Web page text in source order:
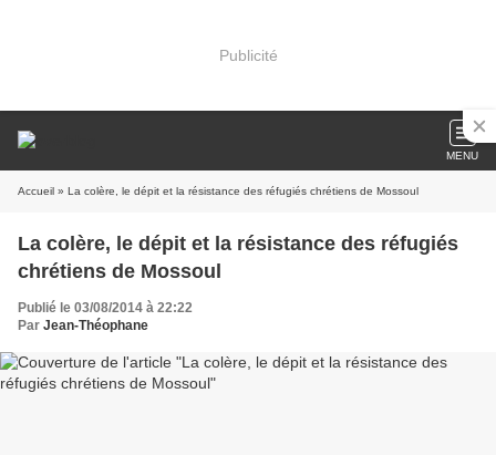
Publicité
MENU
Accueil » La colère, le dépit et la résistance des réfugiés chrétiens de Mossoul
La colère, le dépit et la résistance des réfugiés
chrétiens de Mossoul
Publié le 03/08/2014 à 22:22
Par Jean-Théophane